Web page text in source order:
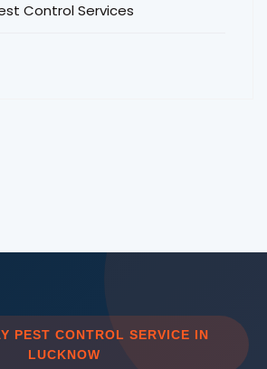
Control Services
PEST CONTROL SERVICE IN
LUCKNOW